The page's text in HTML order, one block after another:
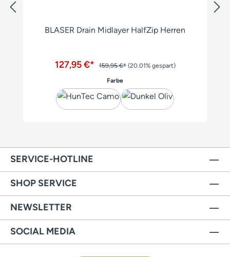
BLASER Drain Midlayer HalfZip Herren
127,95 €* 159,95 €* (20.01% gespart)
Farbeauswählen
SERVICE-HOTLINE
SHOP SERVICE
NEWSLETTER
SOCIAL MEDIA